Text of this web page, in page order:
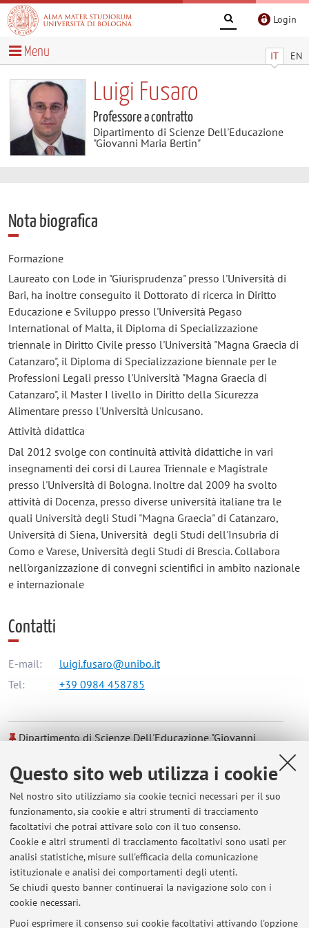
Questo sito web utilizza i cookie
Nel nostro sito utilizziamo sia cookie tecnici necessari per il suo
funzionamento, sia cookie e altri strumenti di tracciamento
facoltativi che potrai attivare solo con il tuo consenso.
Cookie e altri strumenti di tracciamento facoltativi sono usati per
analisi statistiche, misure sull'efficacia della comunicazione
istituzionale e analisi dei comportamenti degli utenti.
Se chiudi questo banner continuerai la navigazione solo con i
cookie necessari.
Puoi esprimere il consenso sui cookie facoltativi attivando l'opzione
Login
IT EN
Menu
Luigi Fusaro
Professore a contratto
Dipartimento di Scienze Dell'Educazione
"Giovanni Maria Bertin"
Nota biografica
Formazione
Laureato con Lode in "Giurisprudenza" presso l'Università di
Bari, ha inoltre conseguito il Dottorato di ricerca in Diritto
Educazione e Sviluppo presso l'Università Pegaso
International of Malta, il Diploma di Specializzazione
triennale in Diritto Civile presso l'Università "Magna Graecia di
Catanzaro", il Diploma di Specializzazione biennale per le
Professioni Legali presso l'Università "Magna Graecia di
Catanzaro", il Master I livello in Diritto della Sicurezza
Alimentare presso l'Università Unicusano.
Attività didattica
Dal 2012 svolge con continuità attività didattiche in vari
insegnamenti dei corsi di Laurea Triennale e Magistrale
presso l'Università di Bologna. Inoltre dal 2009 ha svolto
attività di Docenza, presso diverse università italiane tra le
quali Università degli Studi "Magna Graecia" di Catanzaro,
Università di Siena, Università degli Studi dell'Insubria di
Como e Varese, Università degli Studi di Brescia. Collabora
nell'organizzazione di convegni scientifici in ambito nazionale
e internazionale
Contatti
E-mail:
luigi.fusaro@unibo.it
Tel:
+39 0984 458785
Dipartimento di Scienze Dell'Educazione "Giovanni
Via Filippo Re 6, Bologna - Vai alla mappa
Orario di ricevimento
Si riceve su appuntamento.
Durante il periodo delle lezioni si riceve dopo l'orario delle
lezioni